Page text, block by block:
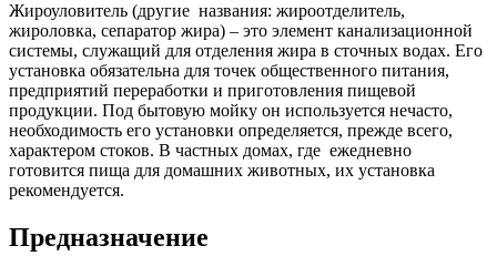
Жироуловитель (другие названия: жироотделитель,
жироловка, сепаратор жира) – это элемент канализационной
системы, служащий для отделения жира в сточных водах. Его
установка обязательна для точек общественного питания,
предприятий переработки и приготовления пищевой
продукции. Под бытовую мойку он используется нечасто,
необходимость его установки определяется, прежде всего,
характером стоков. В частных домах, где ежедневно
готовится пища для домашних животных, их установка
рекомендуется.
Предназначение